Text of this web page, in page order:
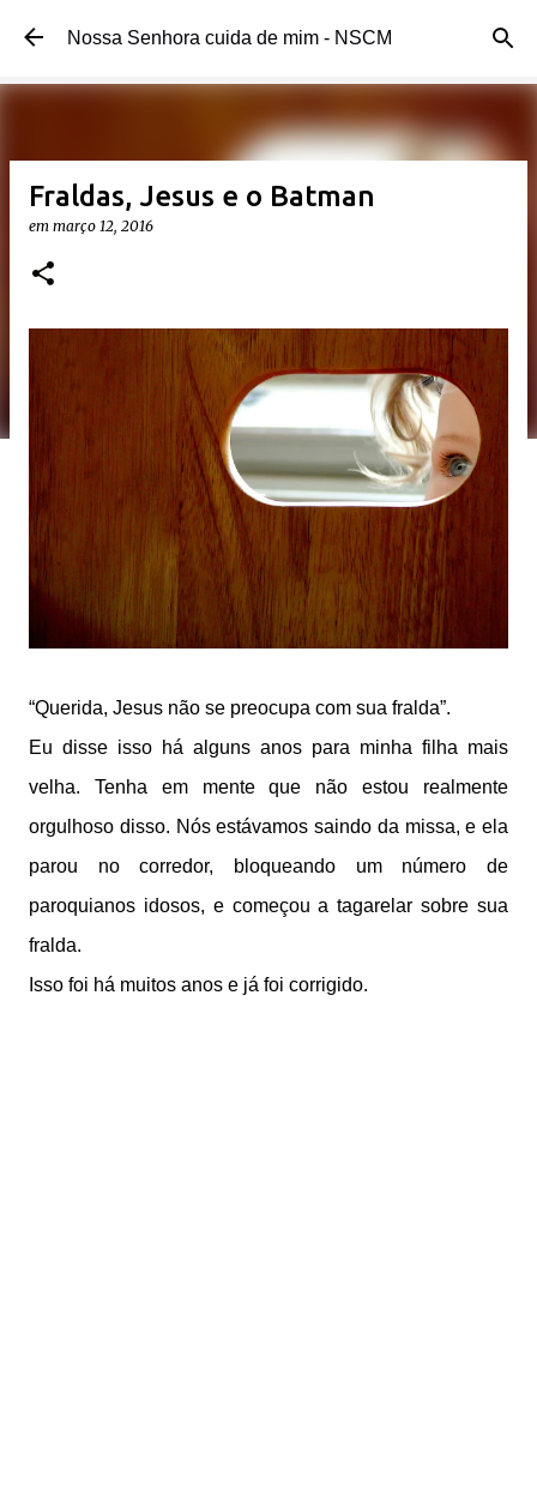
Pular para o conteúdo principal
Nossa Senhora cuida de mim - NSCM
Fraldas, Jesus e o Batman
em março 12, 2016
“Querida, Jesus não se preocupa com sua fralda”.
Eu disse isso há alguns anos para minha filha mais
velha. Tenha em mente que não estou realmente
orgulhoso disso. Nós estávamos saindo da missa, e ela
parou no corredor, bloqueando um número de
paroquianos idosos, e começou a tagarelar sobre sua
fralda.
Isso foi há muitos anos e já foi corrigido.